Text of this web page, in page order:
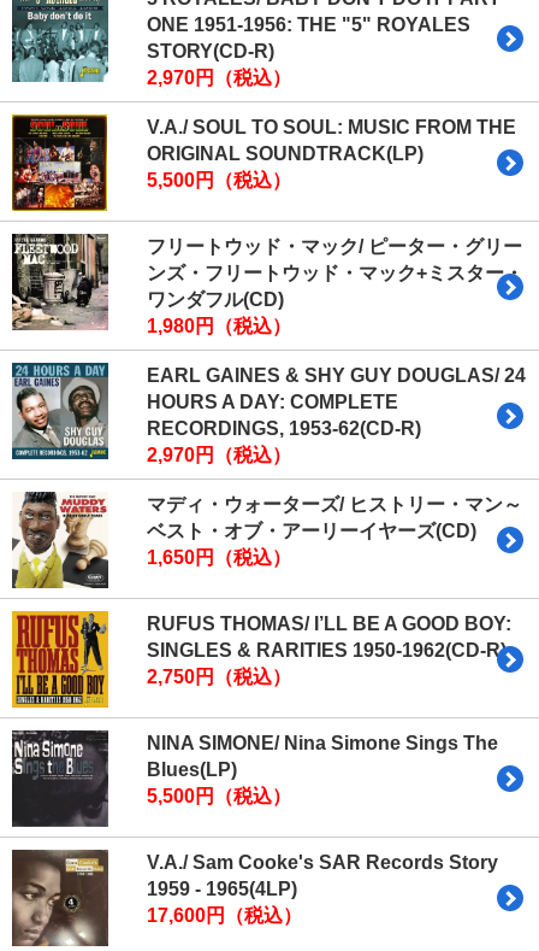
ONE 1951-1956: THE "5" ROYALES
STORY(CD-R)
2,970円（税込）
V.A./ SOUL TO SOUL: MUSIC FROM THE
ORIGINAL SOUNDTRACK(LP)
5,500円（税込）
フリートウッド・マック/ ピーター・グリー
ンズ・フリートウッド・マック+ミスター・
ワンダフル(CD)
1,980円（税込）
EARL GAINES & SHY GUY DOUGLAS/ 24
HOURS A DAY: COMPLETE
RECORDINGS, 1953-62(CD-R)
2,970円（税込）
マディ・ウォーターズ/ ヒストリー・マン～
ベスト・オブ・アーリーイヤーズ(CD)
1,650円（税込）
RUFUS THOMAS/ I’LL BE A GOOD BOY:
SINGLES & RARITIES 1950-1962(CD-R)
2,750円（税込）
NINA SIMONE/ Nina Simone Sings The
Blues(LP)
5,500円（税込）
V.A./ Sam Cooke's SAR Records Story
1959 - 1965(4LP)
17,600円（税込）